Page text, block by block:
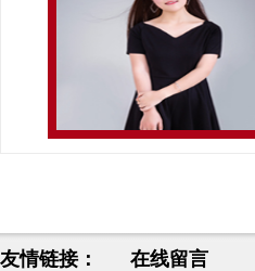
友情链接： 在线留言